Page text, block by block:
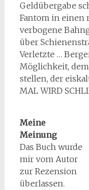
Geldübergabe
Fantom in einen
verbogene
über
Verletzte …
Möglichkeit,
stellen, der
MAL WIRD
Meine
Meinung
Das Buch wurde
mir vom Autor
zur Rezension
überlassen.